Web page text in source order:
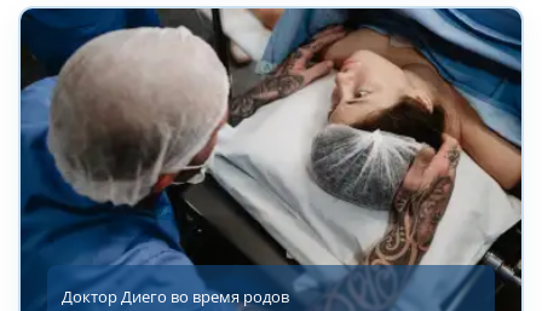
Доктор Диего во время родов